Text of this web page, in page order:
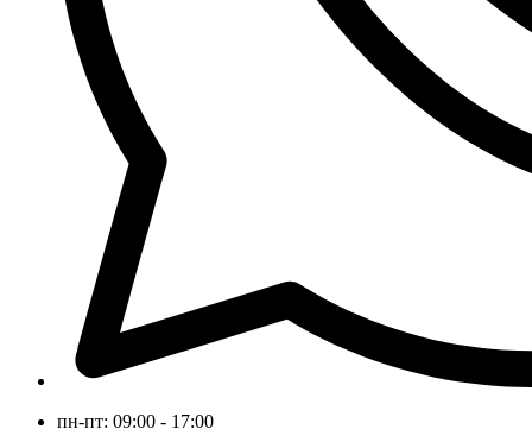
пн-пт: 09:00 - 17:00